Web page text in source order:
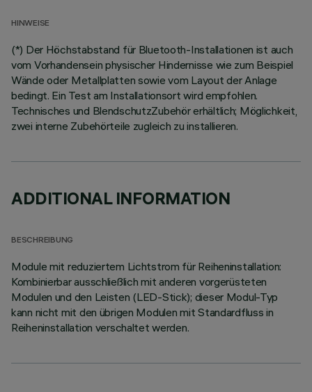
HINWEISE
(*) Der Höchstabstand für Bluetooth-Installationen ist auch
vom Vorhandensein physischer Hindernisse wie zum Beispiel
Wände oder Metallplatten sowie vom Layout der Anlage
bedingt. Ein Test am Installationsort wird empfohlen.
Technisches und BlendschutzZubehör erhältlich; Möglichkeit,
zwei interne Zubehörteile zugleich zu installieren.
ADDITIONAL INFORMATION
BESCHREIBUNG
Module mit reduziertem Lichtstrom für Reiheninstallation:
Kombinierbar ausschließlich mit anderen vorgerüsteten
Modulen und den Leisten (LED-Stick); dieser Modul-Typ
kann nicht mit den übrigen Modulen mit Standardfluss in
Reiheninstallation verschaltet werden.